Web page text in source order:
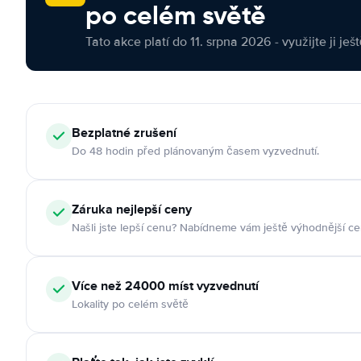
po celém světě
Tato akce platí do 11. srpna 2026 - využijte ji
Bezplatné zrušení
Do 48 hodin před plánovaným časem vyzvednutí.
Záruka nejlepší ceny
Našli jste lepší cenu? Nabídneme vám ještě výhodnější
Více než 24000 míst vyzvednutí
Lokality po celém světě